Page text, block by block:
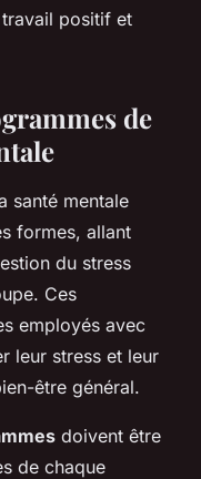
positif et
de
santé mentale
formes, allant
du stress
Ces
employés avec
leur stress et leur
être général.
doivent être
de chaque